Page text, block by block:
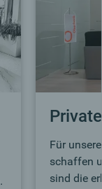
Für
schaffen
sind die